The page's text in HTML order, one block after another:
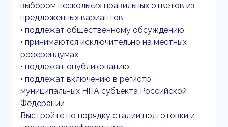
выбором нескольких правильных ответов из
предложенных вариантов
• подлежат общественному обсуждению
• принимаются исключительно на местных
референдумах
• подлежат опубликованию
• подлежат включению в регистр
муниципальных НПА субъекта Российской
Федерации
Выстройте по порядку стадии подготовки и